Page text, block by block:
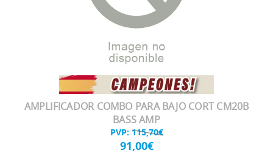
AMPLIFICADOR COMBO PARA BAJO CORT CM20B
BASS AMP
PVP: 115,70€
91,00€